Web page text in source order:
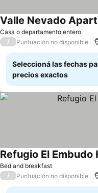
Casa o departamento entero
Valle Nevado
/ Puntuación no disponible
Seleccioná las fechas
precios exactos
Bed and breakfast
Refugio El Embudo
/ Puntuación no disponible